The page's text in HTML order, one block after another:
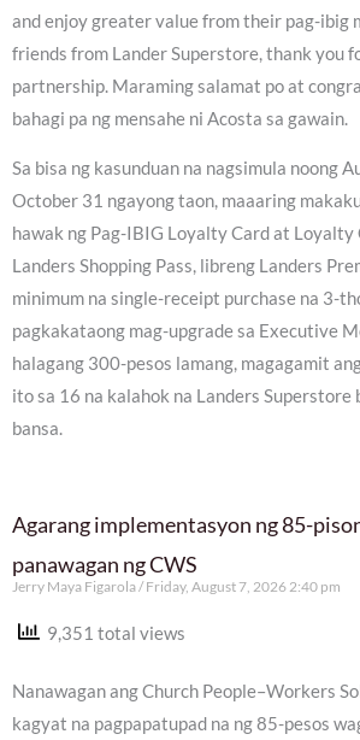
and enjoy greater value from their pag-ibig
friends from Lander Superstore, thank you
partnership. Maraming salamat po at
bahagi pa ng mensahe ni Acosta sa gawain.
Sa bisa ng kasunduan na nagsimula noong
October 31 ngayong taon, maaaring
hawak ng Pag-IBIG Loyalty Card at Loyalty
Landers Shopping Pass, libreng Landers
minimum na single-receipt purchase na 3-
pagkakataong mag-upgrade sa Executive
halagang 300-pesos lamang, magagamit
ito sa 16 na kalahok na Landers Superstore
bansa.
Agarang implementasyon ng 85-
panawagan ng CWS
Jerry Maya Figarola Friday, August 7, 2026 2:40 pm
9,351 total views
Nanawagan ang Church People–Workers
kagyat na pagpapatupad na ng 85-pesos